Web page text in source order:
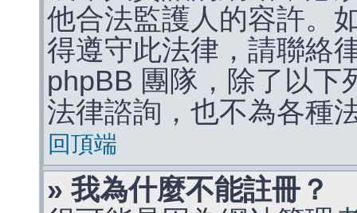
他合法監護人的容許。
得遵守此法律，請聯絡
phpBB 團隊，除了以下
法律諮詢，也不為各種
回頂端
» 我為什麼不能註冊？